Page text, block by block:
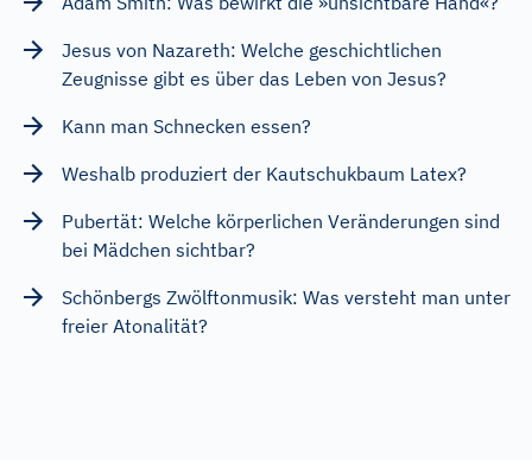
Jesus von Nazareth: Welche geschichtlichen
Zeugnisse gibt es über das Leben von Jesus?
Kann man Schnecken essen?
Weshalb produziert der Kautschukbaum Latex?
Pubertät: Welche körperlichen Veränderungen sind
bei Mädchen sichtbar?
Schönbergs Zwölftonmusik: Was versteht man unter
freier Atonalität?